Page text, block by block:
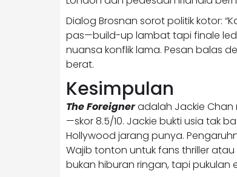
Dialog Brosnan sorot politik kotor:
pas—build-up lambat tapi finale
nuansa konflik lama. Pesan balas
berat.
Kesimpulan
The Foreigneradalah Jackie Chan
—skor 8.5/10. Jackie bukti usia tak
Hollywood jarang punya.
Wajib tonton untuk fans thriller
bukan hiburan ringan, tapi pukulan